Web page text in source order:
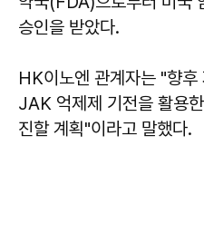
승인을 받았다.
HK이노엔 관계자는 "향후
JAK 억제제 기전을 활용
진할 계획"이라고 말했다.